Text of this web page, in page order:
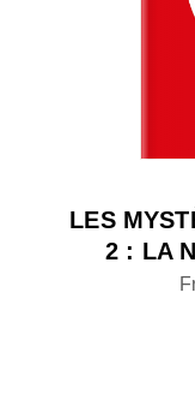
LES
2 : LA